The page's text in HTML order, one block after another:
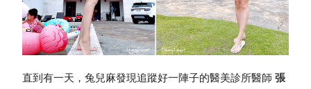
直到有一天，兔兒麻發現追蹤好一陣子的醫美診所醫師張